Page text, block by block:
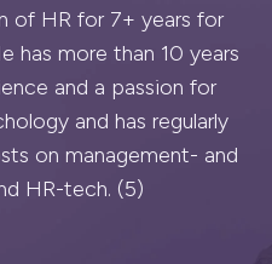
of HR for 7+ years for
has more than 10 years
and a passion for
and has regularly
on management- and
HR-tech. (5)